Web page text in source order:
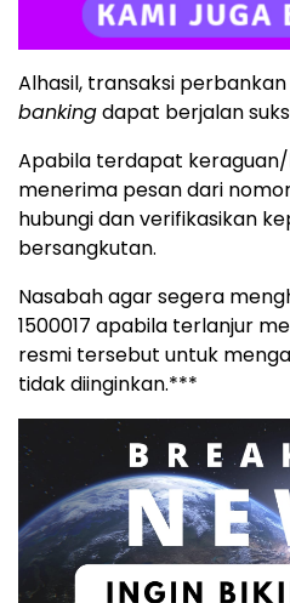
Alhasil, transaksi
bankingdapat berjalan
Apabila terdapat
menerima pesan dari
hubungi dan verifikasikan
bersangkutan.
Nasabah agar segera
1500017 apabila terlanjur
resmi tersebut untuk
tidak diinginkan.***